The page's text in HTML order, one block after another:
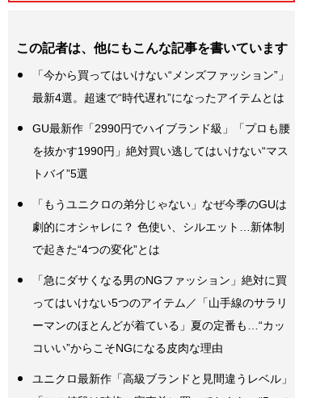
この記者は、他にもこんな記事を書いています
「今から買ってはいけない“メンズファッション”」
最新4選。超速で“時代遅れ”になったアイテムとは
GU最新作「2990円でハイブランド級」「プロも腰
を抜かす1990円」絶対買い逃してはいけない“マス
トバイ”5選
「もうユニクロの弟分じゃない」なぜ今季のGUは
劇的にオシャレに？ 色使い、シルエット…新体制
で起きた“4つの変化”とは
「急にダサくなる男のNGファッション」絶対に買
ってはいけない5つのアイテム／「山手線のサラリ
ーマンのほとんどが着ている」夏の定番も…“カッ
コいい”からこそNGになる皮肉な理由
ユニクロ最新作「高級ブランドと見間違うレベル」